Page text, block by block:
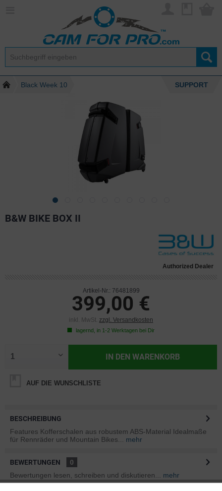
Black Week 10 SUPPORT
B&W BIKE BOX II
Authorized Dealer
Artikel-Nr.: 76481899
399,00 €
inkl. MwSt. zzgl. Versandkosten
lagernd, in 1-2 Werktagen bei Dir
IN DEN WARENKORB
AUF DIE WUNSCHLISTE
BESCHREIBUNG
Features Kofferschalen aus robustem ABS-Material Idealmaße
für Rennräder und Mountain Bikes...
mehr
BEWERTUNGEN
0
Bewertungen lesen, schreiben und diskutieren...
mehr